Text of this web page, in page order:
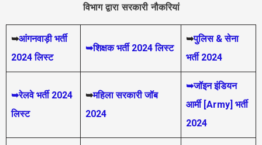
विभाग द्वारा सरकारी नौकरियां
➥आंगनवाड़ी भर्ती
2024 लिस्ट
➥शिक्षक भर्ती 2024 लिस्ट
➥पुलिस & सेना
भर्ती 2024
➥रेलवे भर्ती 2024
लिस्ट
➥महिला सरकारी जॉब
2024
➥जॉइन इंडियन
आर्मी [Army] भर्ती
2024